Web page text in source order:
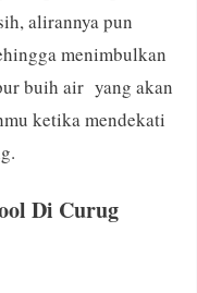
alirannya pun
menimbulkan
buih air yang akan
ketika mendekati
Di Curug